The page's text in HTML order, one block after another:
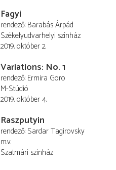
Fagyi
rendező Barabás Árpád
Székelyudvarhelyi színház
2019. október 2.
Variations: No. 1
rendező Ermira Goro
M-Stúdió
2019. október 4.
Raszputyin
rendező Sardar Tagirovsky
m.v.
Szatmári színház